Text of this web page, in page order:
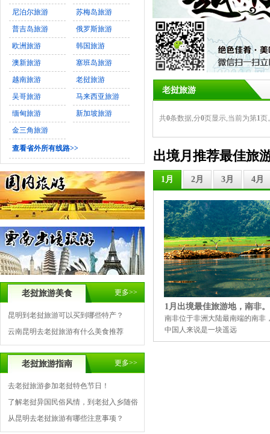
尼泊尔旅游
苏梅岛旅游
普吉岛旅游
俄罗斯旅游
欧洲旅游
韩国旅游
澳新旅游
塞班岛旅游
越南旅游
老挝旅游
吴哥旅游
马来西亚旅游
缅甸旅游
新加坡旅游
金三角旅游
查看省外所有线路>>
老挝旅游美食 更多>>
昆明到老挝旅游可以买到哪些特产？
云南昆明去老挝旅游有什么美食推荐
老挝旅游指南 更多>>
去老挝旅游参加老挝特色节日！
了解老挝异国民俗风情，到老挝入乡随俗
从昆明去老挝旅游有哪些注意事项？
老挝旅游
共0条数据,分0页显示,当前为第1页
出境月推荐最佳旅
1月 2月 3月 4月
1月出境最佳旅游地，南非。
南非位于非洲大陆最南端的南非
中国人来说是一块遥远